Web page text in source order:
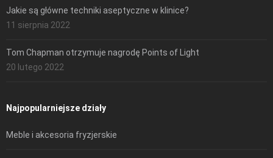
Jakie są główne techniki aseptyczne w klinice?
11 sierpnia 2022
Tom Chapman otrzymuje nagrodę Points of Light
20 lutego 2022
Najpopularniejsze działy
Meble i akcesoria fryzjerskie